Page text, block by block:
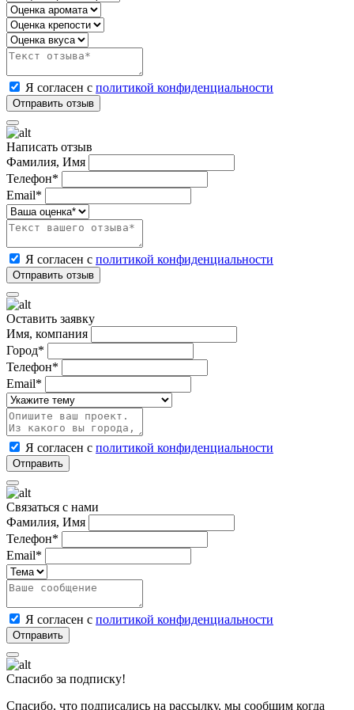
Я согласен с политикой конфиденциальности
Написать отзыв
Фамилия, Имя
Телефон*
Email*
Я согласен с политикой конфиденциальности
Оставить заявку
Имя, компания
Город*
Телефон*
Email*
Я согласен с политикой конфиденциальности
Связаться с нами
Фамилия, Имя
Телефон*
Email*
Я согласен с политикой конфиденциальности
Спасибо за подписку!
Спасибо, что подписались на рассылку, мы сообщим когда